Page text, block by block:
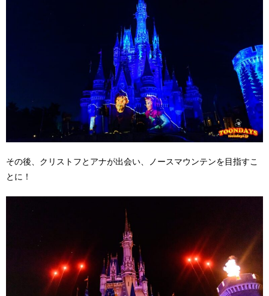
その後、クリストフとアナが出会い、ノースマウンテンを目指すこ
とに！